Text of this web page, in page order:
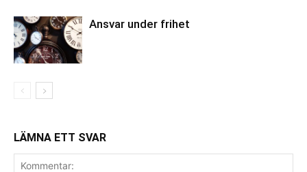
Ansvar under frihet
LÄMNA ETT SVAR